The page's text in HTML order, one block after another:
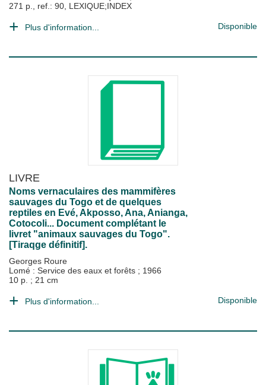
271 p., ref.: 90, LEXIQUE;INDEX
Plus d'information... Disponible
LIVRE
Noms vernaculaires des mammifères
sauvages du Togo et de quelques
reptiles en Evé, Akposso, Ana, Anianga,
Cotocoli... Document complétant le
livret "animaux sauvages du Togo".
[Tiraqge définitif].
Georges Roure
Lomé : Service des eaux et forêts ; 1966
10 p. ; 21 cm
Plus d'information... Disponible